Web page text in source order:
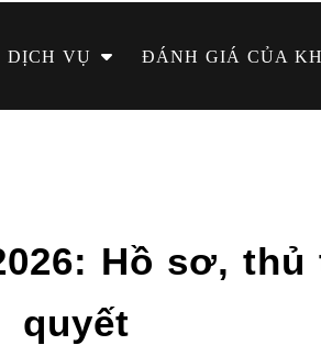
DỊCH VỤ ĐÁNH GIÁ CỦA
Hồ sơ,
quyết